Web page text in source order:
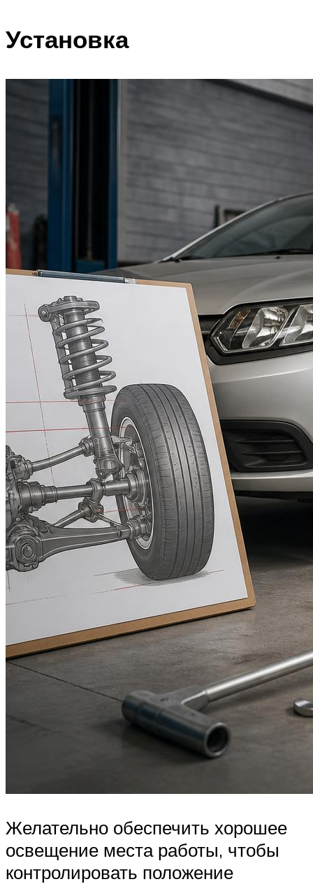
Установка
Желательно обеспечить хорошее
освещение места работы, чтобы
контролировать положение